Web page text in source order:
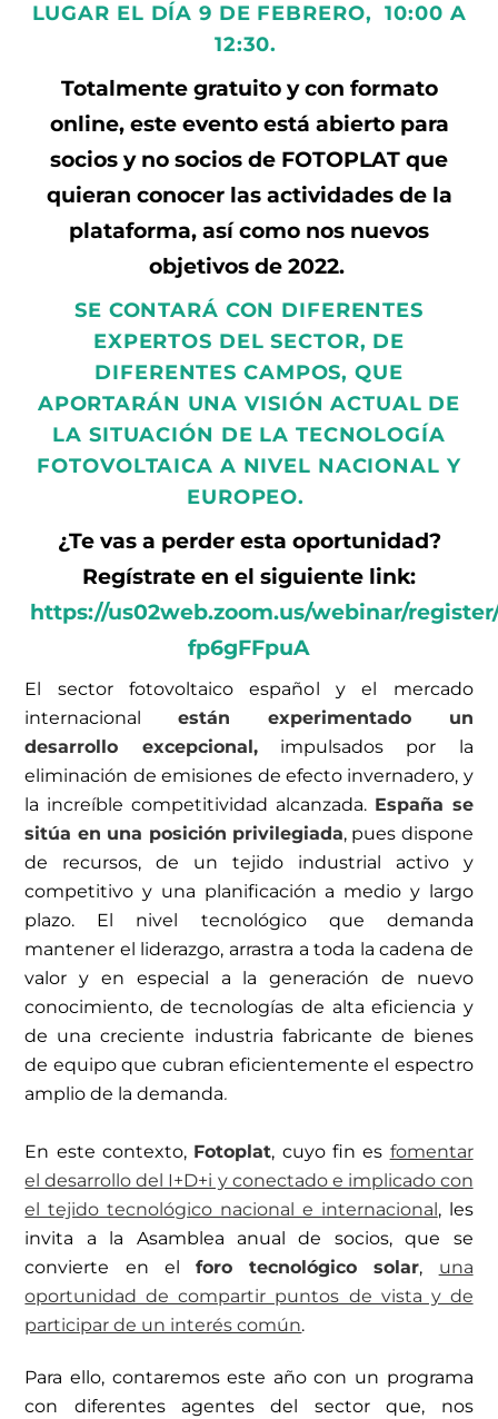
LUGAR EL DÍA 9 DE FEBRERO, 10:00 A
12:30.
Totalmente gratuito y con formato
online, este evento está abierto para
socios y no socios de FOTOPLAT que
quieran conocer las actividades de la
plataforma, así como nos nuevos
objetivos de 2022.
SE CONTARÁ CON DIFERENTES
EXPERTOS DEL SECTOR, DE
DIFERENTES CAMPOS, QUE
APORTARÁN UNA VISIÓN ACTUAL DE
LA SITUACIÓN DE LA TECNOLOGÍA
FOTOVOLTAICA A NIVEL NACIONAL Y
EUROPEO.
¿Te vas a perder esta oportunidad?
Regístrate en el siguiente link:
https://us02web.zoom.us/webinar/
fp6gFFpuA
El sector fotovoltaico español y el mercado
internacionalestán experimentado un
desarrollo excepcional,impulsados por la
eliminación de emisiones de efecto invernadero, y
la increíble competitividad alcanzada. España se
sitúa en una posición privilegiada, pues dispone
de recursos, de un tejido industrial activo y
competitivo y una planificación a medio y largo
plazo. El nivel tecnológico que demanda
mantener el liderazgo, arrastra a toda la cadena de
valor y en especial a la generación de nuevo
conocimiento, de tecnologías de alta eficiencia y
de una creciente industria fabricante de bienes
de equipo que cubran eficientemente el espectro
amplio de la demanda.
En este contexto, Fotoplat, cuyo fin es fomentar
el desarrollo del I+D+i y conectado e implicado con
el tejido tecnológico nacional e internacional , les
invita a la Asamblea anual de socios, que se
convierte en el foro tecnológico solar, una
oportunidad de compartir puntos de vista y de
participar de un interés común.
Para ello, contaremos este año con un programa
con diferentes agentes del sector que, nos